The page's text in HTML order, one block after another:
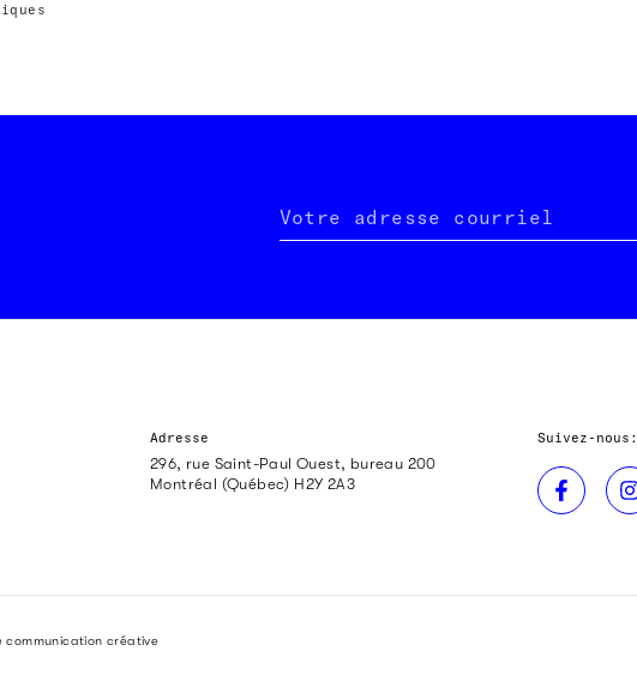
Votre adresse courriel
Adresse
296, rue Saint-Paul Ouest, bureau 200
Montréal (Québec) H2Y 2A3
Suivez-nous:
créative